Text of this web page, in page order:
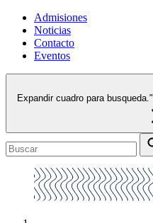
Admisiones
Noticias
Contacto
Eventos
Expandir cuadro para busqueda."